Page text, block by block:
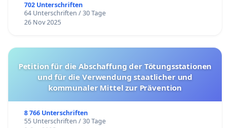
702 Unterschriften
64 Unterschriften / 30 Tage
26 Nov 2025
Petition für die Abschaffung der Tötungsstationen
und für die Verwendung staatlicher und
kommunaler Mittel zur Prävention
8 766 Unterschriften
55 Unterschriften / 30 Tage